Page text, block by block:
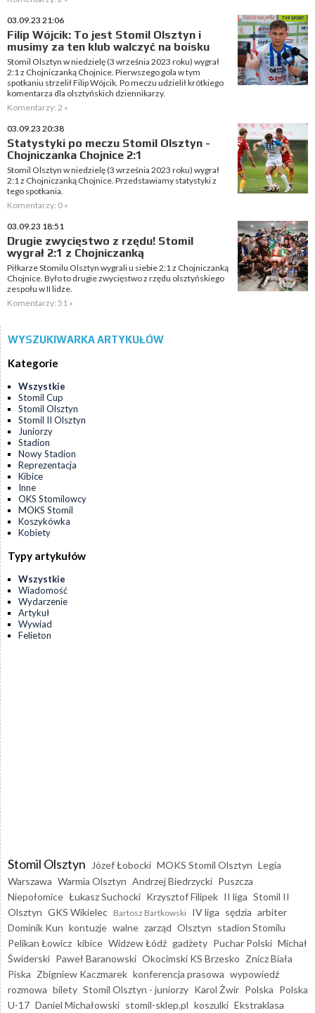
03.09.23 21:06
Filip Wójcik: To jest Stomil Olsztyn i
musimy za ten klub walczyć na boisku
Stomil Olsztyn w niedzielę (3 września 2023 roku) wygrał
2:1 z Chojniczanką Chojnice. Pierwszego gola w tym
spotkaniu strzelił Filip Wójcik. Po meczu udzielił krótkiego
komentarza dla olsztyńskich dziennikarzy.
Komentarzy: 2 »
03.09.23 20:38
Statystyki po meczu Stomil Olsztyn -
Chojniczanka Chojnice 2:1
Stomil Olsztyn w niedzielę (3 września 2023 roku) wygrał
2:1 z Chojniczanką Chojnice. Przedstawiamy statystyki z
tego spotkania.
Komentarzy: 0 »
03.09.23 18:51
Drugie zwycięstwo z rzędu! Stomil
wygrał 2:1 z Chojniczanką
Piłkarze Stomilu Olsztyn wygrali u siebie 2:1 z Chojniczanką
Chojnice. Było to drugie zwycięstwo z rzędu olsztyńskiego
zespołu w II lidze.
Komentarzy: 51 »
WYSZUKIWARKA ARTYKUŁÓW
Kategorie
Wszystkie
Stomil Cup
Stomil Olsztyn
Stomil II Olsztyn
Juniorzy
Stadion
Nowy Stadion
Reprezentacja
Kibice
Inne
OKS Stomilowcy
MOKS Stomil
Koszykówka
Kobiety
Typy artykułów
Wszystkie
Wiadomość
Wydarzenie
Artykuł
Wywiad
Felieton
Stomil Olsztyn Józef Łobocki MOKS Stomil Olsztyn Legia
Warszawa Warmia Olsztyn Andrzej Biedrzycki Puszcza
Niepołomice Łukasz Suchocki Krzysztof Filipek II liga Stomil II
Olsztyn GKS Wikielec Bartosz Bartkowski IV liga sędzia arbiter
Dominik Kun kontuzje walne zarząd Olsztyn stadion Stomilu
Pelikan Łowicz kibice Widzew Łódź gadżety Puchar Polski Michał
Świderski Paweł Baranowski Okocimski KS Brzesko Znicz Biała
Piska Zbigniew Kaczmarek konferencja prasowa wypowiedź
rozmowa bilety Stomil Olsztyn - juniorzy Karol Żwir Polska Polska
U-17 Daniel Michałowski stomil-sklep.pl koszulki Ekstraklasa